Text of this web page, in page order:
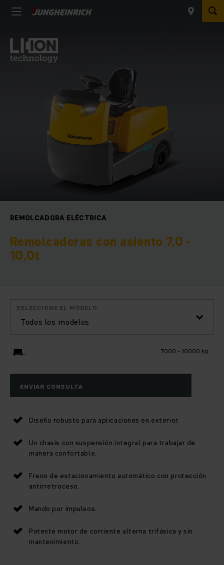
REMOLCADORA ELÉCTRICA
Remolcadoras con asiento 7,0 -
10,0t
Todos los modelos
SELECCIONE EL MODELO
7000 - 10000 kg
ENVIAR CONSULTA
Diseño robusto para aplicaciones en exterior.
Un chasis con suspensión integral para trabajar de
manera confortable.
Freno de estacionamiento automático con protección
antirretroceso.
Mando por impulsos.
Potente motor de corriente alterna trifásica y sin
mantenimiento.